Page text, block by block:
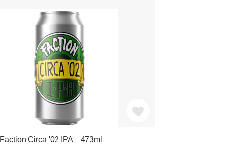
Faction Circa '02 IPA 473ml